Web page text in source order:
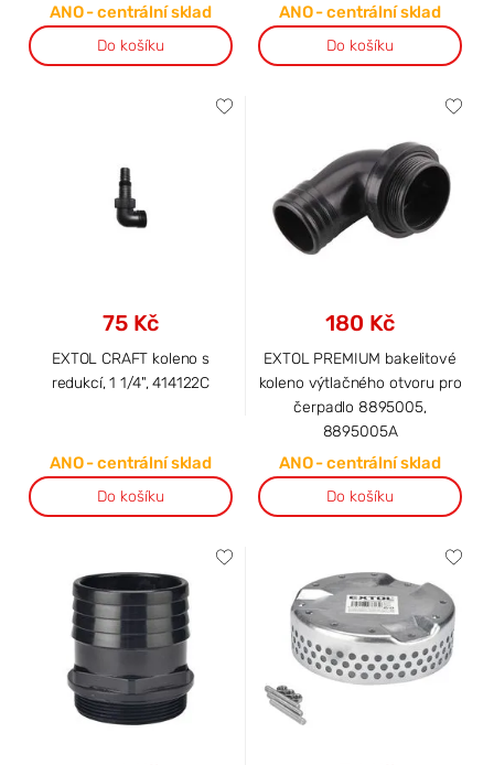
ANO - centrální sklad
Do košíku
ANO - centrální sklad
Do košíku
75 Kč
EXTOL CRAFT koleno s
redukcí, 1 1/4", 414122C
ANO - centrální sklad
Do košíku
180 Kč
EXTOL PREMIUM bakelitové
koleno výtlačného otvoru pro
čerpadlo 8895005,
8895005A
ANO - centrální sklad
Do košíku